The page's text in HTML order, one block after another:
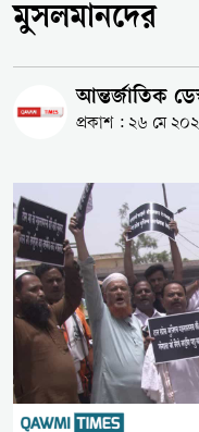
মুসলমানদের
আন্তর্জাতিক
প্রকাশ : ২৬ মে